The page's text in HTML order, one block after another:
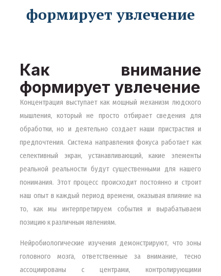
формирует увлечение
Как внимание
формирует увлечение
Концентрация выступает как мощный механизм людского
мышления, который не просто отбирает сведения для
обработки, но и деятельно создает наши пристрастия и
предпочтения. Система направления фокуса работает как
селективный экран, устанавливающий, какие элементы
реальной реальности будут существенными для нашего
понимания. Этот процесс происходит постоянно и строит
наш опыт в каждый период времени, оказывая влияние на
то, как мы интерпретируем события и вырабатываем
позицию к различным явлениям.
Нейробиологические изучения демонстрируют, что зоны
головного мозга, ответственные за внимание, тесно
ассоциированы с центрами, контролирующими